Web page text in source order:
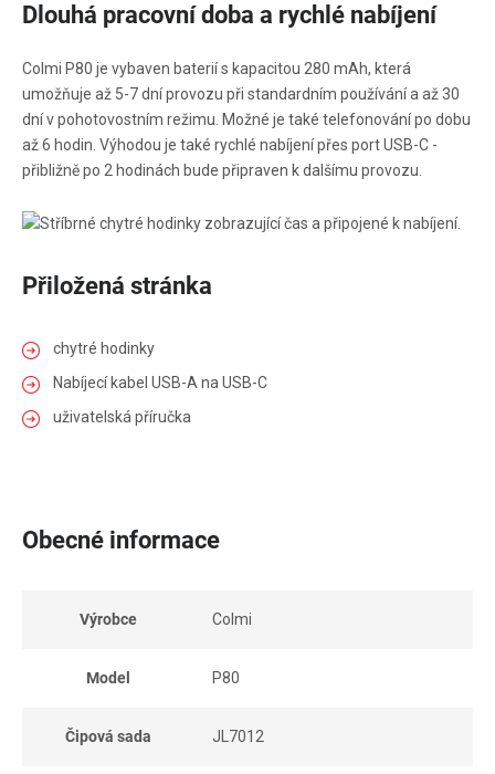
Dlouhá pracovní doba a rychlé nabíjení
Colmi P80 je vybaven baterií s kapacitou 280 mAh, která
umožňuje až 5-7 dní provozu při standardním používání a až 30
dní v pohotovostním režimu. Možné je také telefonování po dobu
až 6 hodin. Výhodou je také rychlé nabíjení přes port USB-C -
přibližně po 2 hodinách bude připraven k dalšímu provozu.
Přiložená stránka
chytré hodinky
Nabíjecí kabel USB-A na USB-C
uživatelská příručka
Obecné informace
Výrobce Colmi
Model P80
Čipová sada JL7012